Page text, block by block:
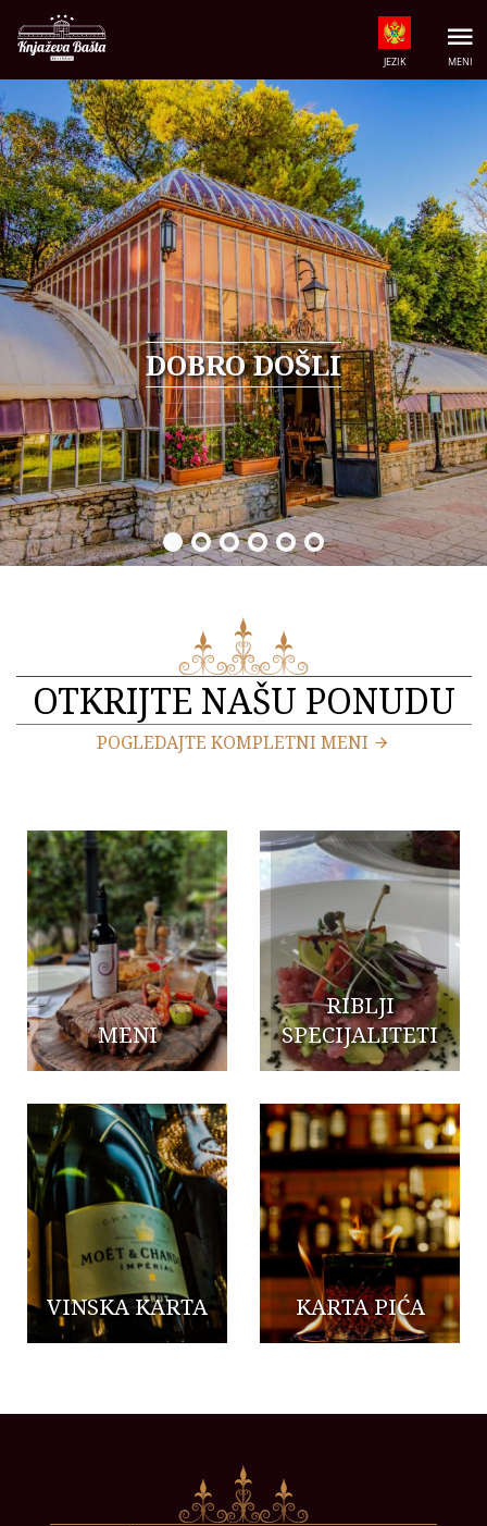
MENI
JEZIK
UŽIVAJTE U
SPECIJALITETIMA
KUHINJE
OTKRIJTE NAŠU PONUDU
POGLEDAJTE KOMPLETNI MENI
MENI
RIBLJI
SPECIJALITETI
VINSKA KARTA KARTA PIĆA